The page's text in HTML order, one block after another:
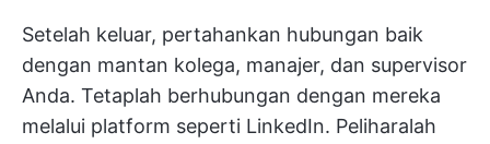
Setelah keluar, pertahankan hubungan baik
dengan mantan kolega, manajer, dan supervisor
Anda. Tetaplah berhubungan dengan mereka
melalui platform seperti LinkedIn. Peliharalah